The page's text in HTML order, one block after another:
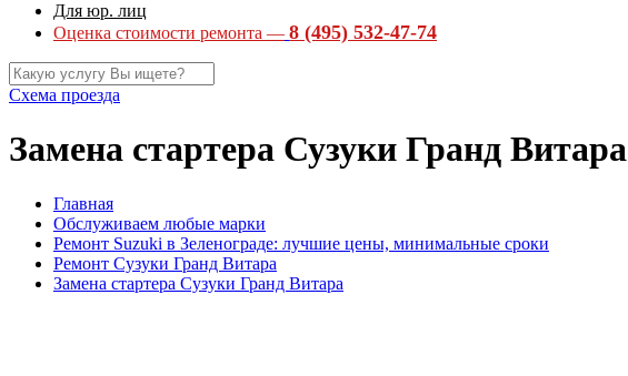
Для юр. лиц
Оценка стоимости ремонта — 8 (495) 532-47-74
Схема проезда
Замена стартера Сузуки Гранд Витара
Главная
Обслуживаем любые марки
Ремонт Suzuki в Зеленограде: лучшие цены, минимальные сроки
Ремонт Сузуки Гранд Витара
Замена стартера Сузуки Гранд Витара